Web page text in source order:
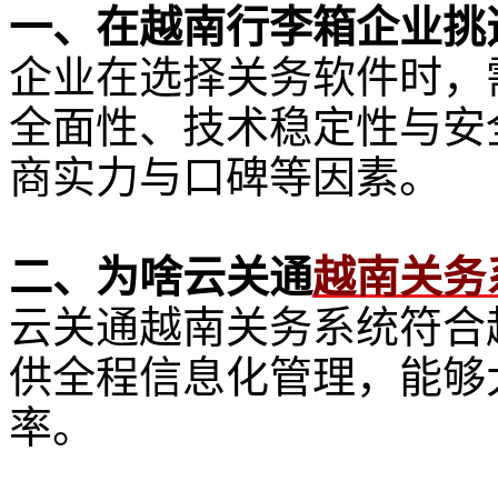
一、在越南行李箱企业
企业在选择关务软件时
全面性、技术稳定性与
商实力与口碑等因素。
二、为啥云关通越南关务
云关通越南关务系统符
供全程信息化管理，能
率。